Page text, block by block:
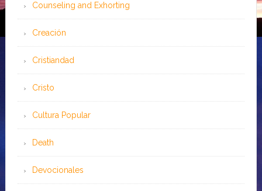
Counseling and Exhorting
Creación
Cristiandad
Cristo
Cultura Popular
Death
Devocionales